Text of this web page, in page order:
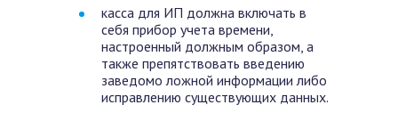
касса для ИП должна включать в
себя прибор учета времени,
настроенный должным образом, а
также препятствовать введению
заведомо ложной информации либо
исправлению существующих данных.